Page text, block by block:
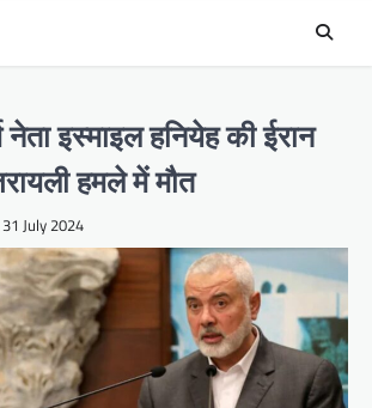
नेता इस्माइल हनियेह की ईरान
हमले में मौत
31 July 2024